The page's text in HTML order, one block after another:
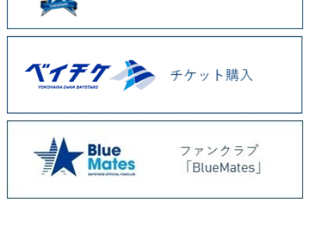
2025.10 (5)
2025.09 (5)
2025.08 (6)
2025.07 (6)
2025.05 (9)
2025.04 (9)
2025.03 (9)